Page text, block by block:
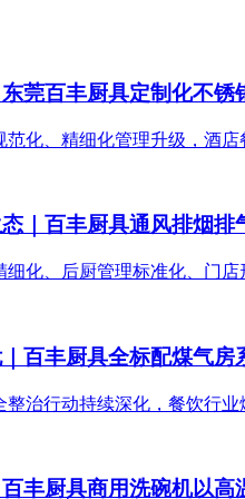
莞百丰厨具定制化不
范化、精细化管理升级，酒
｜百丰厨具通风排烟
细化、后厨管理标准化、门
百丰厨具全标配煤气
整治行动持续深化，餐饮行
丰厨具商用洗碗机以